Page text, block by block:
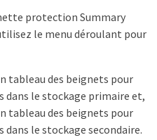
protection Summary
le menu déroulant pour
tableau des beignets pour
dans le stockage primaire et,
tableau des beignets pour
dans le stockage secondaire.